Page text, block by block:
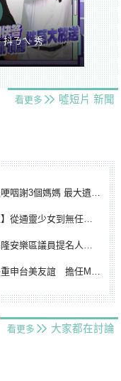
抖ㄋㄟ 秀
看更多 噓短片 新聞
3個媽媽 最大遺憾無緣大聯盟
任所大使 劉柏君女裁判人生國際發光
提名人黃永翔突被除名 將另提他人
誼 擔任MLB大都會台灣日開球嘉賓
看更多 大家都在討論